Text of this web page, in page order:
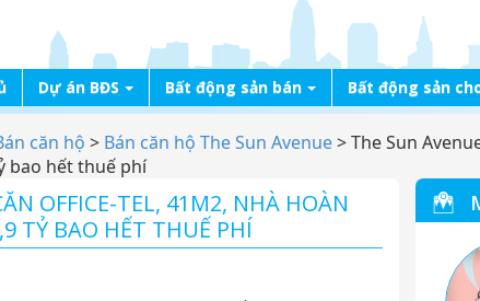
Dự án BĐS Bất động sản bán Bất động sản
căn hộ > Bán căn hộ The Sun Avenue>The Sun
bao hết thuế phí
OFFICE-TEL, 41M2, NHÀ HOÀN
TỶ BAO HẾT THUẾ PHÍ